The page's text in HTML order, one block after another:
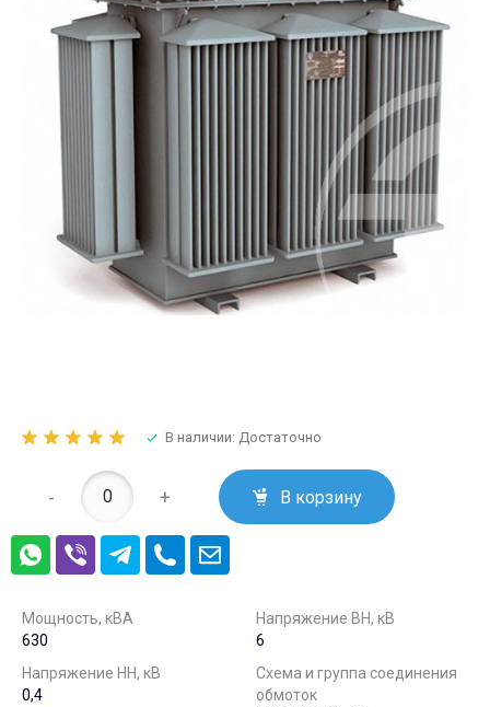
В наличии: Достаточно
- + В корзину
Мощность, кВА
630
Напряжение ВН, кВ
6
Напряжение НН, кВ
0,4
Схема и группа соединения
обмоток